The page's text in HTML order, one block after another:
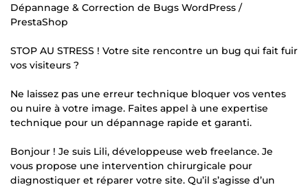
Dépannage & Correction de Bugs WordPress /
PrestaShop
STOP AU STRESS ! Votre site rencontre un bug qui fait fuir
vos visiteurs ?
Ne laissez pas une erreur technique bloquer vos ventes
ou nuire à votre image. Faites appel à une expertise
technique pour un dépannage rapide et garanti.
Bonjour ! Je suis Lili, développeuse web freelance. Je
vous propose une intervention chirurgicale pour
diagnostiquer et réparer votre site. Qu’il s’agisse d’un